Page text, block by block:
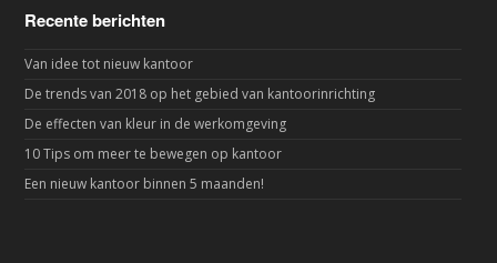
Recente berichten
Van idee tot nieuw kantoor
De trends van 2018 op het gebied van kantoorinrichting
De effecten van kleur in de werkomgeving
10 Tips om meer te bewegen op kantoor
Een nieuw kantoor binnen 5 maanden!